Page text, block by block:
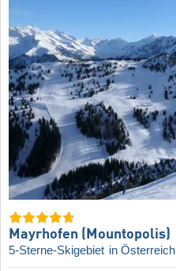
Mayrhofen (Mountopolis)
5-Sterne-Skigebiet in Österreich